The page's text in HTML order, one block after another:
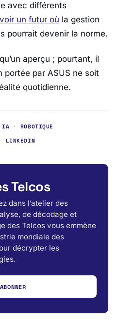
avec différents
un futur où la gestion
pourrait devenir la norme.
aperçu ; pourtant, il
portée par ASUS ne soit
quotidienne.
IA · ROBOTIQUE
LINKEDIN
Telcos
dans l’atelier des
de décodage et
des Telcos vous emmène
mondiale des
décrypter les